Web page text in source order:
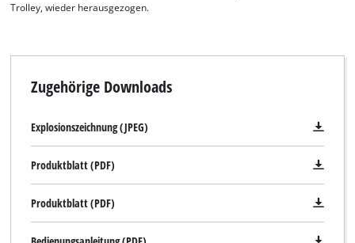
Trolley, wieder herausgezogen.
Zugehörige Downloads
Explosionszeichnung (JPEG)
Produktblatt (PDF)
Produktblatt (PDF)